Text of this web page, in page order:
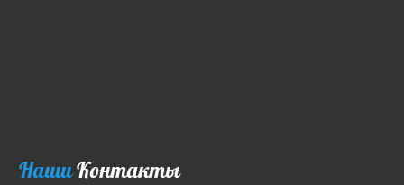
НашиКонтакты